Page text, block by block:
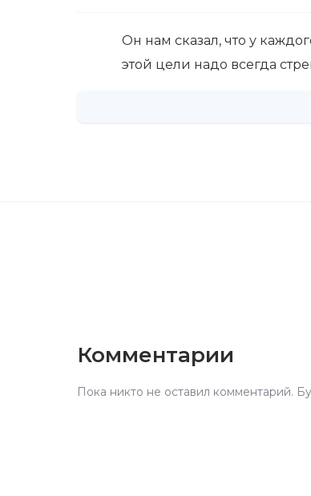
Он нам сказал, что у
этой цели надо всегда
Комментарии
Пока никто не оставил комментарий.